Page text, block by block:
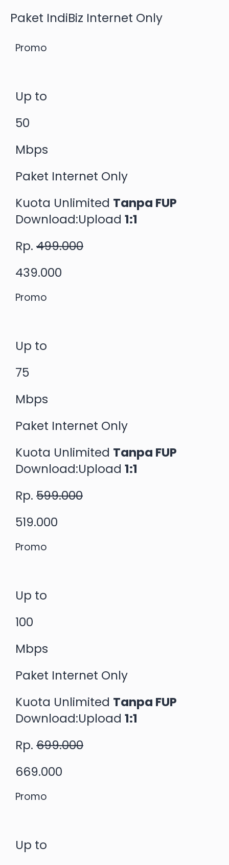
Paket IndiBiz Internet Only
Promo
Up to
50
Mbps
Paket Internet Only
Kuota Unlimited Tanpa FUP
Download:Upload 1:1
Rp. 499.000
439.000
Promo
Up to
75
Mbps
Paket Internet Only
Kuota Unlimited Tanpa FUP
Download:Upload 1:1
Rp. 599.000
519.000
Promo
Up to
100
Mbps
Paket Internet Only
Kuota Unlimited Tanpa FUP
Download:Upload 1:1
Rp. 699.000
669.000
Promo
Up to